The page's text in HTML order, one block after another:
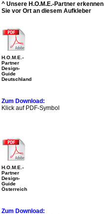
^ Unsere H.O.M.E.-Partner erkennen
Sie vor Ort an diesem Aufkleber
H.O.M.E.-
Partner
Design-
Guide
Deutschland
Zum Download:
Klick auf PDF-Symbol
H.O.M.E.-
Partner
Design-
Guide
Österreich
Zum Download: